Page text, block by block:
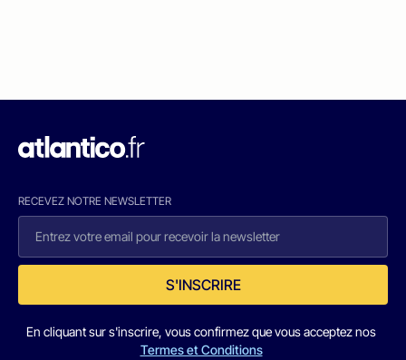
RECEVEZ NOTRE NEWSLETTER
S'INSCRIRE
En cliquant sur s'inscrire, vous confirmez que vous acceptez nos
Termes et Conditions